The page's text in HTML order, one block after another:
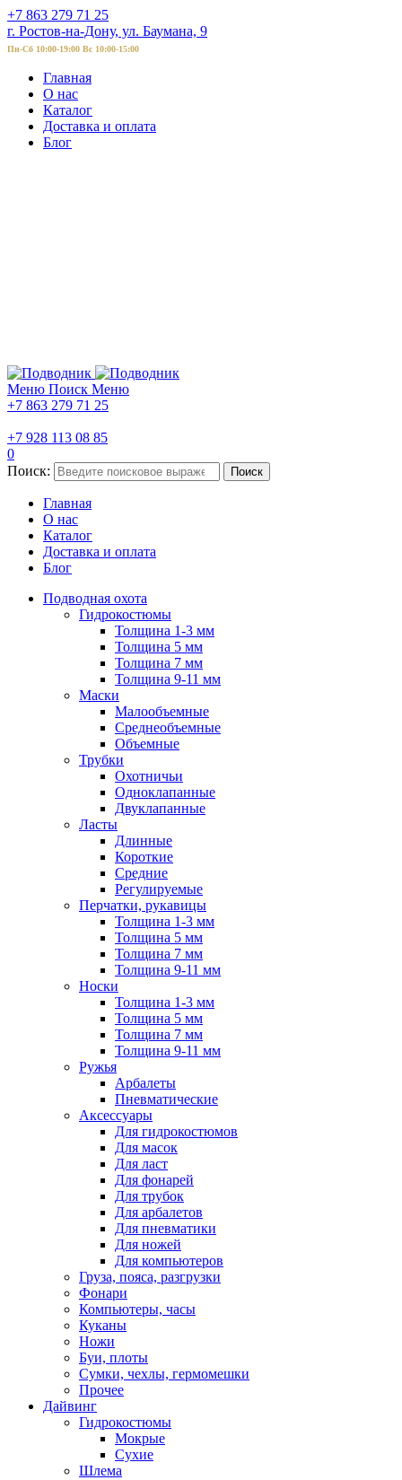
+7 863 279 71 25
г. Ростов-на-Дону, ул. Баумана, 9
Пн-Сб 10:00-19:00 Вс 10:00-15:00
Главная
О нас
Каталог
Доставка и оплата
Блог
Меню Поиск Меню
+7 863 279 71 25
+7 928 113 08 85
0
Поиск:
Поиск
Главная
О нас
Каталог
Доставка и оплата
Блог
Подводная охота
Гидрокостюмы
Толщина 1-3 мм
Толщина 5 мм
Толщина 7 мм
Толщина 9-11 мм
Маски
Малообъемные
Среднеобъемные
Объемные
Трубки
Охотничьи
Одноклапанные
Двуклапанные
Ласты
Длинные
Короткие
Средние
Регулируемые
Перчатки, рукавицы
Толщина 1-3 мм
Толщина 5 мм
Толщина 7 мм
Толщина 9-11 мм
Носки
Толщина 1-3 мм
Толщина 5 мм
Толщина 7 мм
Толщина 9-11 мм
Ружья
Арбалеты
Пневматические
Аксессуары
Для гидрокостюмов
Для масок
Для ласт
Для фонарей
Для трубок
Для арбалетов
Для пневматики
Для ножей
Для компьютеров
Груза, пояса, разгрузки
Фонари
Компьютеры, часы
Куканы
Ножи
Буи, плоты
Сумки, чехлы, гермомешки
Прочее
Дайвинг
Гидрокостюмы
Мокрые
Сухие
Шлема